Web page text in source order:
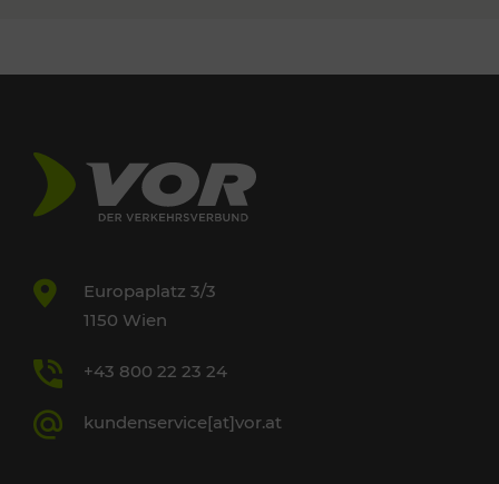
Europaplatz 3/3
1150 Wien
+43 800 22 23 24
kundenservice[at]vor.at